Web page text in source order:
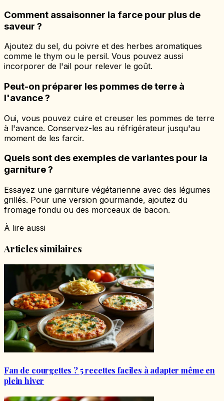
Comment assaisonner la farce pour plus de
saveur ?
Ajoutez du sel, du poivre et des herbes aromatiques
comme le thym ou le persil. Vous pouvez aussi
incorporer de l'ail pour relever le goût.
Peut-on préparer les pommes de terre à
l'avance ?
Oui, vous pouvez cuire et creuser les pommes de terre
à l'avance. Conservez-les au réfrigérateur jusqu'au
moment de les farcir.
Quels sont des exemples de variantes pour la
garniture ?
Essayez une garniture végétarienne avec des légumes
grillés. Pour une version gourmande, ajoutez du
fromage fondu ou des morceaux de bacon.
À lire aussi
Articles similaires
Fan de courgettes ? 5 recettes faciles à adapter même en
plein hiver